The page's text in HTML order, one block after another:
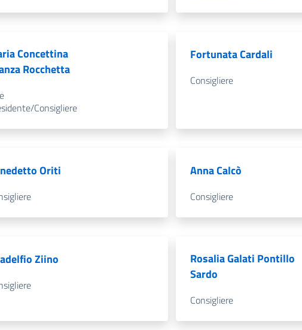
Concettina
Rocchetta
Consigliere
Fortunata Cardali
Consigliere
Oriti Anna Calcò
Consigliere
Ziino
Rosalia Galati Pontillo
Sardo
Consigliere